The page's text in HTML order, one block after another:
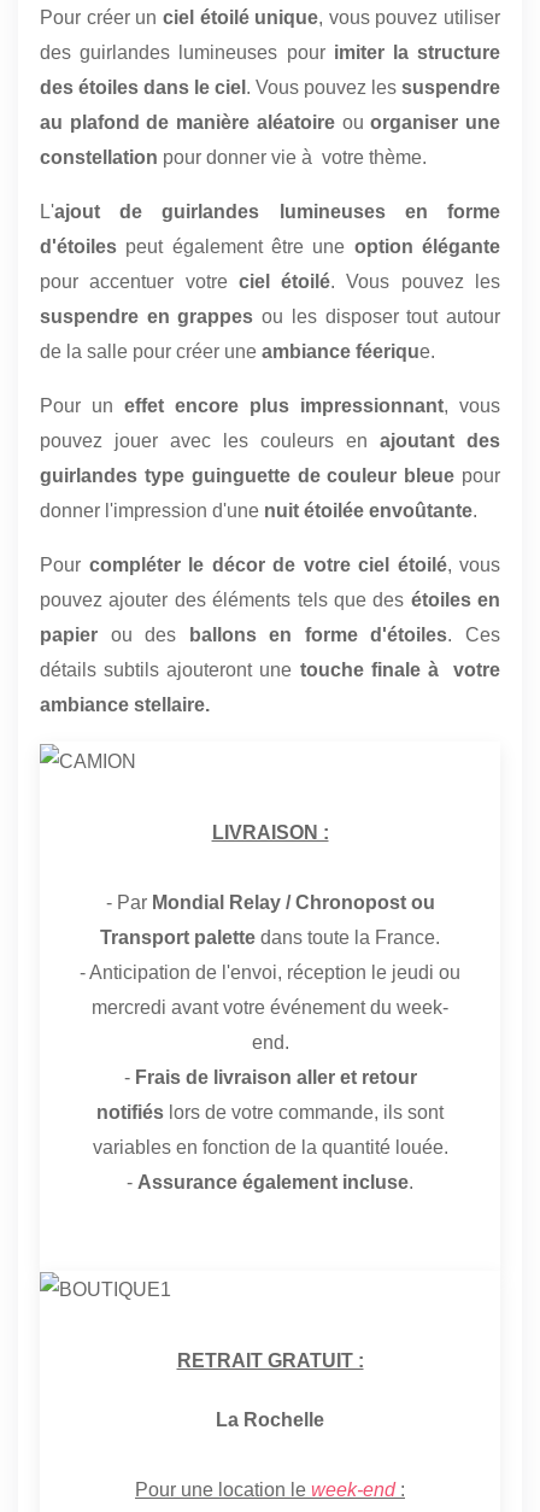
Pour créer un ciel étoilé unique, vous pouvez utiliser
des guirlandes lumineuses pour imiter la structure
des étoiles dans le ciel . Vous pouvez les suspendre
au plafond de manière aléatoireouorganiser une
constellation pour donner vie à votre thème.
L'ajout de guirlandes lumineuses en forme
d'étoiles peut également être une option élégante
pour accentuer votre ciel étoilé. Vous pouvez les
suspendre en grappes ou les disposer tout autour
de la salle pour créer une ambiance féerique.
Pour un effet encore plus impressionnant, vous
pouvez jouer avec les couleurs en ajoutant des
guirlandes type guinguette de couleur bleue pour
donner l'impression d'une nuit étoilée envoûtante.
Pour compléter le décor de votre ciel étoilé, vous
pouvez ajouter des éléments tels que des étoiles en
papier ou des ballons en forme d'étoiles. Ces
détails subtils ajouteront une touche finale à votre
ambiance stellaire.
LIVRAISON :
- Par Mondial Relay / Chronopost ou
Transport palette dans toute la France.
- Anticipation de l'envoi, réception le jeudi ou
mercredi avant votre événement du week-
end.
- Frais de livraison aller et retour
notifiés lors de votre commande, ils sont
variables en fonction de la quantité louée.
- Assurance également incluse.
RETRAIT GRATUIT :
La Rochelle
Pour une location le week-end: